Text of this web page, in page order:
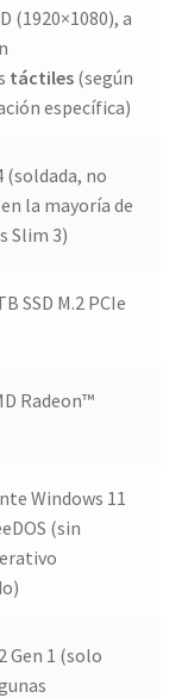
(1920×1080), a
táctiles (según
específica)
(soldada, no
la mayoría de
Slim 3)
SSD M.2 PCIe
Radeon™
Windows 11
(sin
Gen 1 (solo